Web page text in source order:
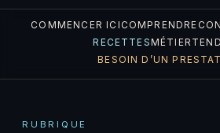
COMMENCER ICI COMPRENDRE
RECETTES MÉTIER
BESOIN D’UN
RUBRIQUE